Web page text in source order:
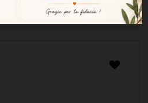
AÑADIR A LA CESTA